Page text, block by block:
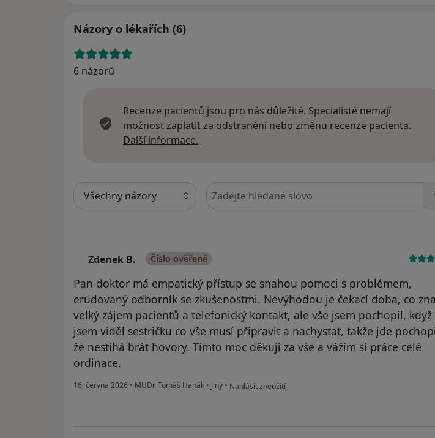
Názory o lékařích (6)
6 názorů
Recenze pacientů jsou pro nás důležité. Specialisté nemají
možnost zaplatit za odstranění nebo změnu recenze pacienta.
Další informace.
Hledejte v názorech
Zdenek B. Číslo ověřené
Pan doktor má empatický přístup se snahou pomoci s problémem,
erudovaný odborník se zkušenostmi. Nevýhodou je čekací doba, co
velký zájem pacientů a telefonický kontakt, ale vše jsem pochopil, když
jsem viděl sestričku co vše musí připravit a nachystat, takže jde
že nestíhá brát hovory. Tímto moc děkuji za vše a vážím si práce celé
ordinace.
16. června 2026 • MUDr. Tomáš Hanák • Jiný • podle názoru uživatele Zdenek B.
Nahlásit zneužití